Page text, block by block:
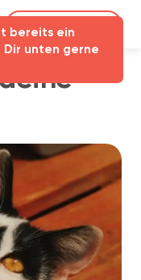
bereits ein
Dir unten gerne